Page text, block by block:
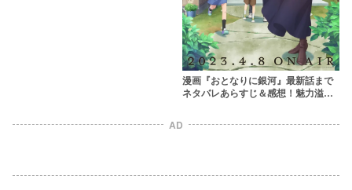
漫画『おとなりに銀河』最新話まで
ネタバレあらすじ＆感想！魅力溢れ
AD